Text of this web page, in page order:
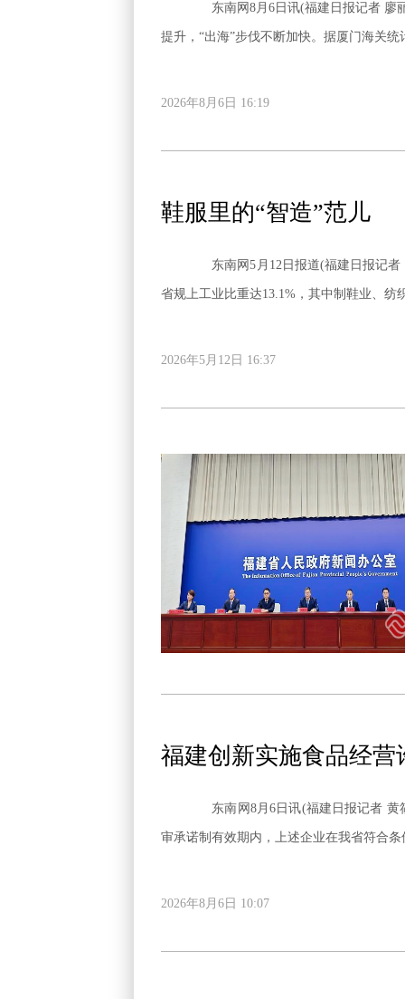
东南网8月6日讯(福建日报记者 廖丽
提升，“出海”步伐不断加快。据厦门海关
2026年8月6日 16:19
鞋服里的“智造”范儿
东南网5月12日报道(福建日报记者 黄筱菁) 全球每5双运动鞋就有1双“福建造”，国内近一半的锦纶、四分之一的服装产自福建；2025
省规上工业比重达13.1%，其中制鞋业、
2026年5月12日 16:37
福建创新实施食品经营
东南网8月6日讯(福建日报记者 黄
2026年8月6日 10:07